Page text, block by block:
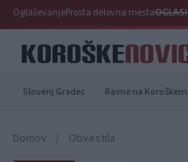
OglaševanjeProsta delovna mestaOGLASI
Slovenj Gradec Ravne na Koroškem
Domov / Obvestila